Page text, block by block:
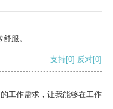
服。
支持[0] 反对[0]
工作需求，让我能够在工作